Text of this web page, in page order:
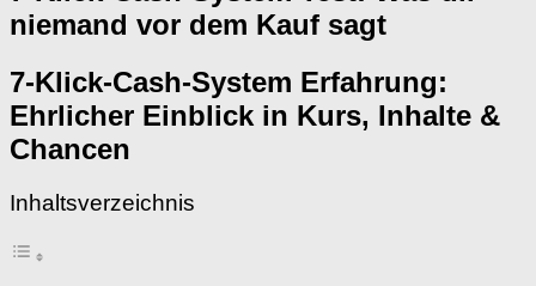
niemand vor dem Kauf sagt
7-Klick-Cash-System Erfahrung:
Ehrlicher Einblick in Kurs, Inhalte &
Chancen
Inhaltsverzeichnis